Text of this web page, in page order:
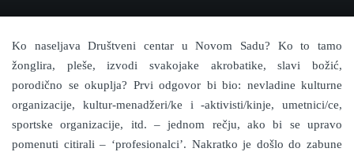
Ko naseljava Društveni centar u Novom Sadu? Ko to tamo
žonglira, pleše, izvodi svakojake akrobatike, slavi božić,
porodično se okuplja? Prvi odgovor bi bio: nevladine kulturne
organizacije, kultur-menadžeri/ke i -aktivisti/kinje, umetnici/ce,
sportske organizacije, itd. – jednom rečju, ako bi se upravo
pomenuti citirali – ‘profesionalci’. Nakratko je došlo do zabune